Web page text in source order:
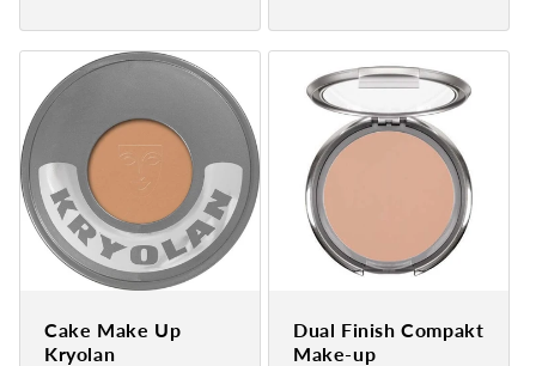
Cake Make Up
Kryolan
Dual Finish Compakt
Make-up